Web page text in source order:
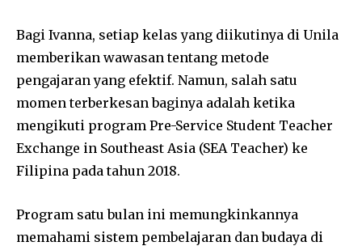
Bagi Ivanna, setiap kelas yang diikutinya di Unila
memberikan wawasan tentang metode
pengajaran yang efektif. Namun, salah satu
momen terberkesan baginya adalah ketika
mengikuti program Pre-Service Student Teacher
Exchange in Southeast Asia (SEA Teacher) ke
Filipina pada tahun 2018.
Program satu bulan ini memungkinkannya
memahami sistem pembelajaran dan budaya di